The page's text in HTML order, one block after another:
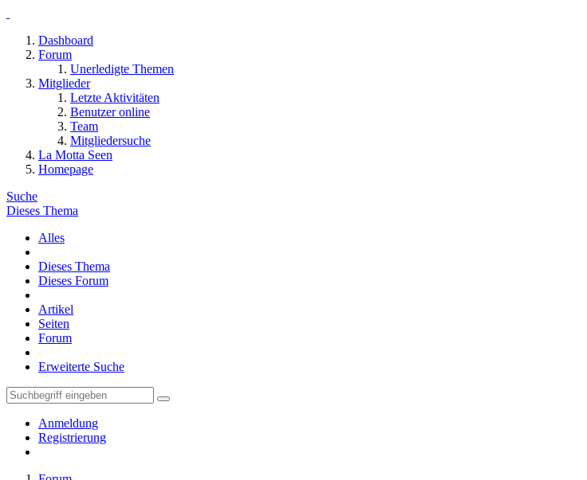
Dashboard
Forum
Unerledigte Themen
Mitglieder
Letzte Aktivitäten
Benutzer online
Team
Mitgliedersuche
La Motta Seen
Homepage
Suche
Dieses Thema
Alles
Dieses Thema
Dieses Forum
Artikel
Seiten
Forum
Erweiterte Suche
Anmeldung
Registrierung